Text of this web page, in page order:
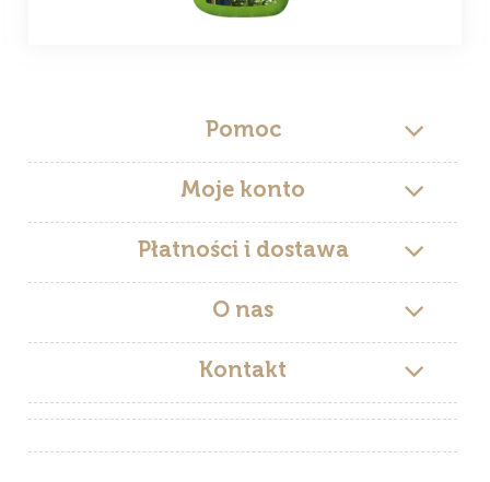
Pomoc
Moje konto
Płatności i dostawa
O nas
Kontakt